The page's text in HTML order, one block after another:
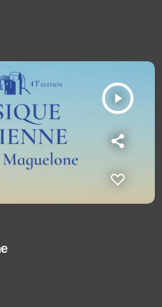
play_arrow